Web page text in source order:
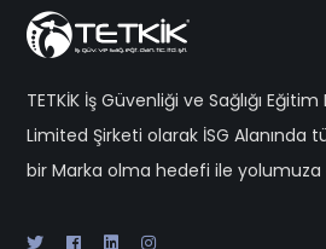
TETKİK İş Güvenliği ve Sağlığı
Limited Şirketi olarak İSG Alanında
bir Marka olma hedefi ile